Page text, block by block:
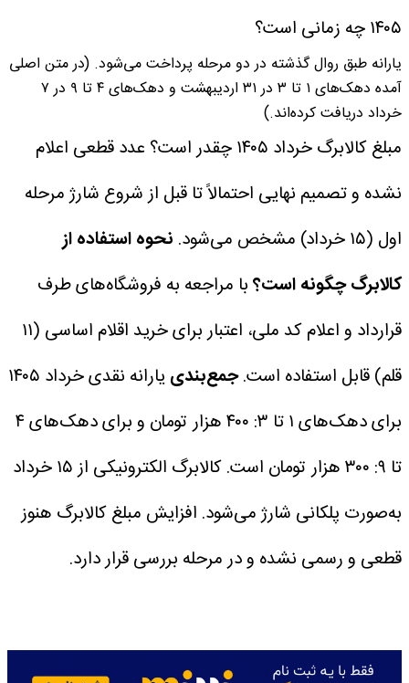
۱۴۰۵ چه زمانی است؟
یارانه طبق روال گذشته در دو مرحله پرداخت می‌شود. (در متن اصلی
آمده دهک‌های ۱ تا ۳ در ۳۱ اردیبهشت و دهک‌های ۴ تا ۹ در ۷
خرداد دریافت کرده‌اند.)
مبلغ کالابرگ خرداد ۱۴۰۵ چقدر است؟
عدد قطعی اعلام
نشده و تصمیم نهایی احتمالاً تا قبل از شروع شارژ مرحله
اول (۱۵ خرداد) مشخص می‌شود.
نحوه استفاده از
کالابرگ چگونه است؟با مراجعه به فروشگاه‌های طرف
قرارداد و اعلام کد ملی، اعتبار برای خرید اقلام اساسی (۱۱
قلم) قابل استفاده است.جمع‌بندی
یارانه نقدی خرداد ۱۴۰۵
برای دهک‌های ۱ تا ۳: ۴۰۰ هزار تومان و برای دهک‌های ۴
تا ۹: ۳۰۰ هزار تومان است.
کالابرگ الکترونیکی از ۱۵ خرداد
به‌صورت پلکانی شارژ می‌شود. افزایش مبلغ کالابرگ هنوز
قطعی و رسمی نشده و در مرحله بررسی قرار دارد.